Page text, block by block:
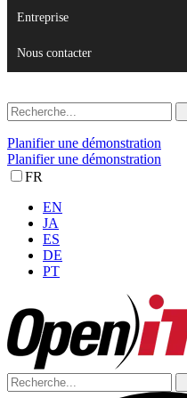
Entreprise
Nous contacter
Planifier une démonstration
Planifier une démonstration
FR
EN
JA
ES
DE
PT